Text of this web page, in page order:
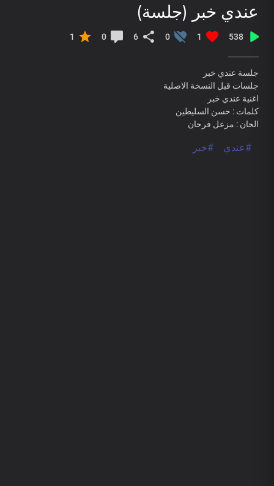
عندي خبر (جلسة)
538
1
0
6
0
1
جلسة عندي خبر
جلسات قبل النسخة الاصلية
اغنية عندي خبر
كلمات : حسن السليطين
الحان : مزعل فرحان
#عندي #خبر